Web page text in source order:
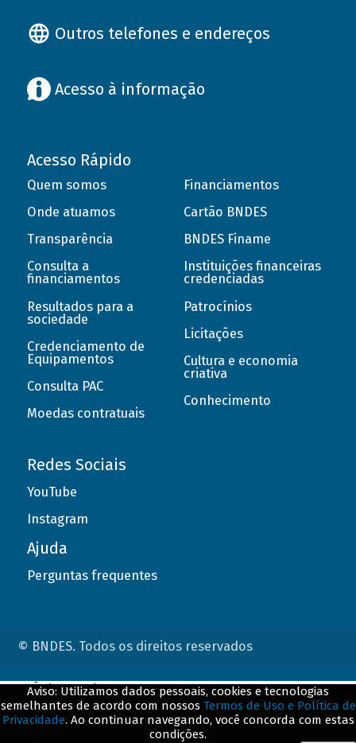
Outros telefones e endereços
Acesso à informação
Acesso Rápido
Quem somos
Onde atuamos
Transparência
Consulta a
financiamentos
Resultados para a
sociedade
Credenciamento de
Equipamentos
Consulta PAC
Moedas contratuais
Financiamentos
Cartão BNDES
BNDES Finame
Instituições financeiras
credenciadas
Patrocínios
Licitações
Cultura e economia
criativa
Conhecimento
Redes Sociais
YouTube
Instagram
Ajuda
Perguntas frequentes
© BNDES. Todos os direitos reservados
Aviso: Utilizamos dados pessoais, cookies e tecnologias
semelhantes de acordo com nossos Termos de Uso e Política de
Privacidade. Ao continuar navegando, você concorda com estas
condições.
ConteÃºdo complementar
${title}${badge}